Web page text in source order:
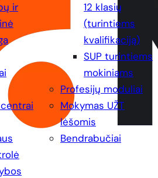
ir
12 klasių
(turintiems
kvalifikaciją)
SUP turintiems
mokiniams
Profesijų moduliai
Mokymas UŽT
lėšomis
Bendrabučiai